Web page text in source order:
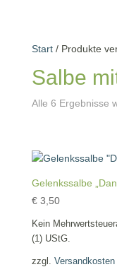
Start/ Produkte
Salbe
Alle 6 Ergebnisse
Gelenkssalbe
€3,50
Kein
(1) UStG.
zzgl. Versandkosten